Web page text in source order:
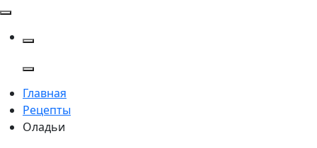
Главная
Рецепты
Оладьи